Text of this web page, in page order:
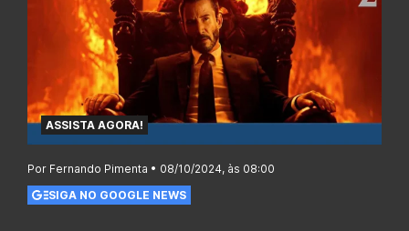
ASSISTA AGORA!
Por Fernando Pimenta • 08/10/2024, às 08:00
SIGA NO GOOGLE NEWS